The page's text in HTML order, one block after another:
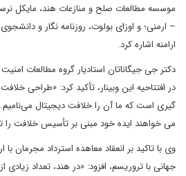
موسسه مطالعات صلح و منازعات هند، مایکل
– ارمنی؛ و اوزای بولوت، روزنامه نگار و
ارامنه اشاره کرد.
دکتر جی جیگاناتان استادیار گروه مطالعات
در افتتاحیه این وبینار، تأکید کرد: «طراحی
گیری است که ما آن را خلافت دیجیتال می‌نامیم.
می خواهند ایده خود مبنی بر تأسیس خلافت را
وی با تاکید بر انعقاد معاهده استرداد مجرمان
جهانی با تروریسم، افزود: «در هند، تعداد زیادی